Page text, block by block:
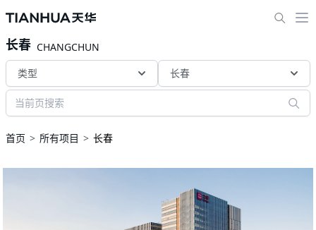
长春 CHANGCHUN
类型
长春
首页 所有项目 长春